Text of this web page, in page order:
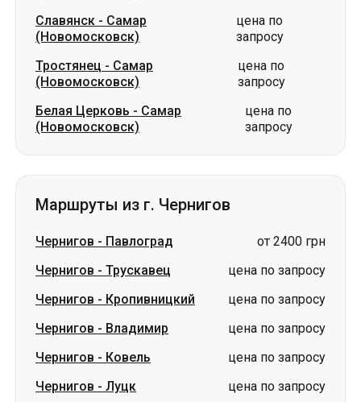
Славянск - Самар
(Новомосковск)
цена по
запросу
Тростянец - Самар
(Новомосковск)
цена по
запросу
Белая Церковь - Самар
(Новомосковск)
цена по
запросу
Маршруты из г. Чернигов
Чернигов - Павлоград
от 2400 грн
Чернигов - Трускавец
цена по запросу
Чернигов - Кропивницкий
цена по запросу
Чернигов - Владимир
цена по запросу
Чернигов - Ковель
цена по запросу
Чернигов - Луцк
цена по запросу